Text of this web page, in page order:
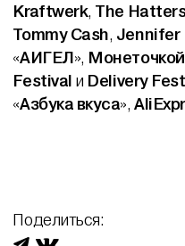
Kraftwerk, The
Tommy Cash, Jennifer
«АИГЕЛ», Монеточкой
Festival и Delivery
«Азбука вкуса»,
Поделиться: